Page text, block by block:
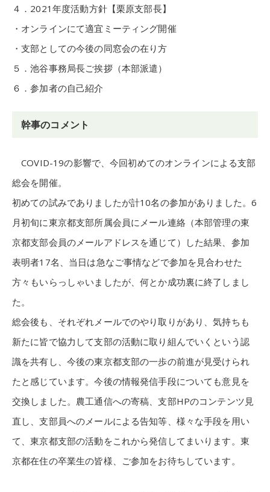
４．2021年度活動方針【栗原支部長】
・オンラインにて適宜ミーティング開催
・支部としての今後の同窓会の在り方
５．池谷事務局長ご挨拶（本部派遣）
６．参加者の自己紹介
幹事のコメント
COVID-19の影響で、今回初めてのオンラインによる支部
総会を開催。
初めての試みでありましたが計10名の参加がありました。6
月初旬に東京都支部所属会員にメール連絡（本部管理の東
京都支部会員のメールアドレスを通じて）した結果、参加
表明者17名、当日は急なご事情などで参加を見合わせた
方々もいらっしゃいましたが、何とか成功裏に終了しまし
た。
総会後も、それぞれメールでのやり取りがあり、気持ちも
新たに皆で協力して支部の活動に取り組んでいくという認
識を共有し、今後の東京都支部の一歩の前進が見受けられ
たと感じています。今後の情報発信手段についても意見を
交換しました。農工通信への寄稿、支部HPのコンテンツ見
直し、支部員へのメールによる告知等、様々な手段を用い
て、東京都支部の活動をこれから発信してまいります。東
京都在住の卒業生の皆様、ご参加をお待ちしています。